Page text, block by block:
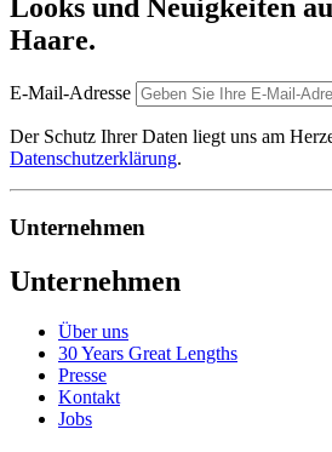
Looks und Neuigkeiten
Haare.
E-Mail-Adresse
Der Schutz Ihrer Daten liegt uns am
Datenschutzerklärung.
Unternehmen
Unternehmen
Über uns
30 Years Great Lengths
Presse
Kontakt
Jobs